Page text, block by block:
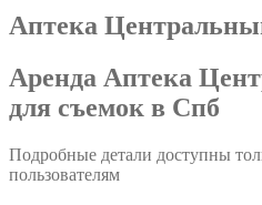
Аптека
Аренда Аптека
для съемок в Спб
Подробные детали доступны
пользователям